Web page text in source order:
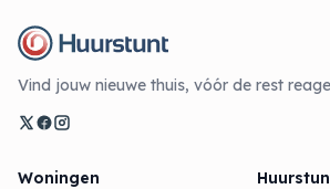
Vind jouw nieuwe thuis, vóór de rest
Woningen